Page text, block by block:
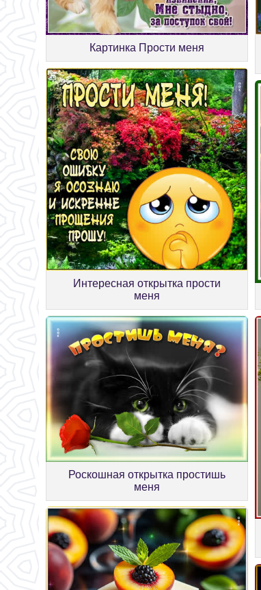
Картинка Прости меня
Интересная открытка прости
меня
Роскошная открытка простишь
меня